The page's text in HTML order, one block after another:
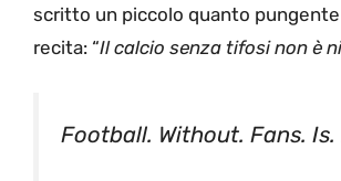
scritto un piccolo quanto
recita: “Il calcio senza tifosi non è
Football. Without. Fans.